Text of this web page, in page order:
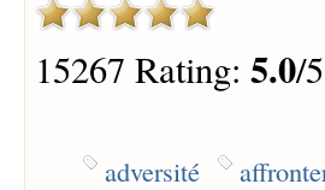
15267 Rating: 5.0/
adversité